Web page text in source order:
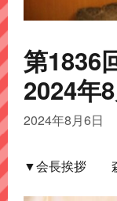
第1836
2024年
2024年8月6日
▼会長挨拶